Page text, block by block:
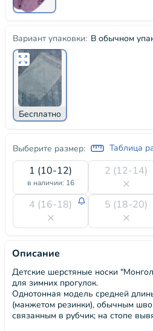
Вариант упаковки: В обычном
Бесплатно
Выберите размер: Таблица
1 (10-12)
в наличии: 16
2 (12-14)
4 (16-18) 5 (18-20)
Описание
Детские шерстяные носки
для зимних прогулок.
Однотонная модель средней
(манжетом резинки), обычным
связанным в рубчик; на стопе